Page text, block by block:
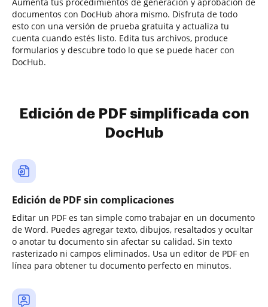
documentos con DocHub ahora mismo. Disfruta de todo
esto con una versión de prueba gratuita y actualiza tu
cuenta cuando estés listo. Edita tus archivos, produce
formularios y descubre todo lo que se puede hacer con
DocHub.
Edición de PDF simplificada con
DocHub
Edición de PDF sin complicaciones
Editar un PDF es tan simple como trabajar en un documento
de Word. Puedes agregar texto, dibujos, resaltados y ocultar
o anotar tu documento sin afectar su calidad. Sin texto
rasterizado ni campos eliminados. Usa un editor de PDF en
línea para obtener tu documento perfecto en minutos.